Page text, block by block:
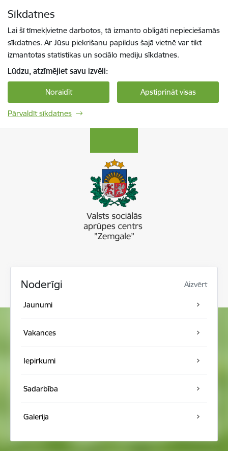
Sīkdatnes
Lai šī tīmekļvietne darbotos, tā izmanto obligāti nepieciešamās
sīkdatnes. Ar Jūsu piekrišanu papildus šajā vietnē var tikt
izmantotas statistikas un sociālo mediju sīkdatnes.
Lūdzu, atzīmējiet savu izvēli:
Noraidīt Apstiprināt visas
Pārvaldīt sīkdatnes
Noderīgi Aizvērt
Jaunumi
Vakances
Iepirkumi
Sadarbība
Galerija